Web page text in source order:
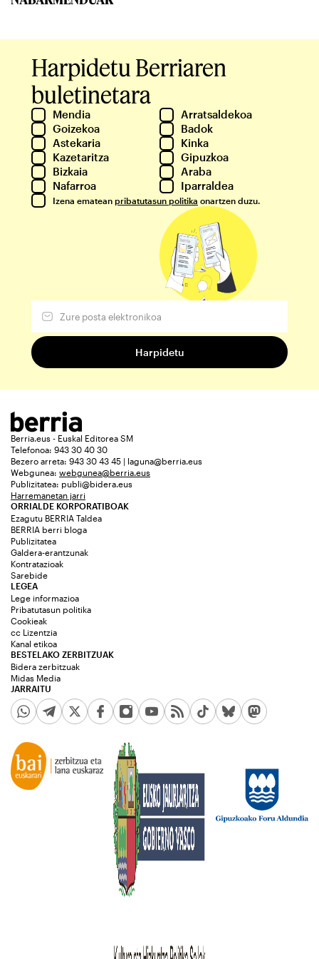
Harpidetu Berriaren
buletinetara
Mendia
Arratsaldekoa
Goizekoa
Badok
Astekaria
Kinka
Kazetaritza
Gipuzkoa
Bizkaia
Araba
Nafarroa
Iparraldea
Izena ematean pribatutasun politika onartzen duzu.
Berria.eus - Euskal Editorea SM
Telefonoa: 943 30 40 30
Bezero arreta: 943 30 43 45 | laguna@berria.eus
Webgunea: webgunea@berria.eus
Publizitatea: publi@bidera.eus
Harremanetan jarri
ORRIALDE KORPORATIBOAK
Ezagutu BERRIA Taldea
BERRIA berri bloga
Publizitatea
Galdera-erantzunak
Kontratazioak
Sarebide
JARRAITU
LEGEA
Lege informazioa
Pribatutasun politika
Cookieak
cc Lizentzia
Kanal etikoa
BESTELAKO ZERBITZUAK
Bidera zerbitzuak
Midas Media